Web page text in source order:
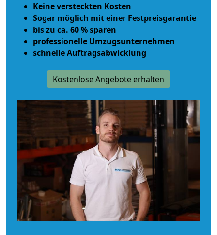
Keine versteckten Kosten
Sogar möglich mit einer Festpreisgarantie
bis zu ca. 60 % sparen
professionelle Umzugsunternehmen
schnelle Auftragsabwicklung
Kostenlose Angebote erhalten